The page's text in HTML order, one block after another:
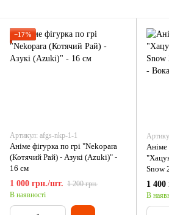
−17%
Артикул: afgs-nkp-1-1
Аніме фігурка по грі "Nekopara
(Котячий Рай) - Азукі (Azuki)" -
16 см
1 000 грн./шт. 1 200 грн.
В наявності
Аніме
Snow
1
В